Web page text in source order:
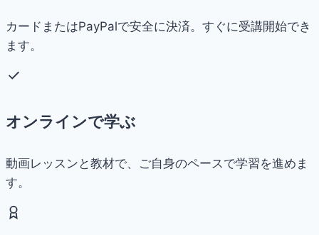
カードまたはPayPalで安全に決済。すぐに受講開始でき
ます。
オンラインで学ぶ
動画レッスンと教材で、ご自身のペースで学習を進めま
す。